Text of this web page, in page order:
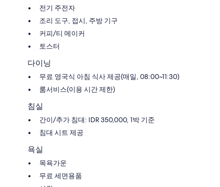
전기 주전자
조리 도구, 접시, 주방 기구
커피/티 메이커
토스터
다이닝
무료 영국식 아침 식사 제공(매일, 08:00~11:30)
룸서비스(이용 시간 제한)
침실
간이/추가 침대: IDR 350,000, 1박 기준
침대 시트 제공
욕실
목욕가운
무료 세면용품